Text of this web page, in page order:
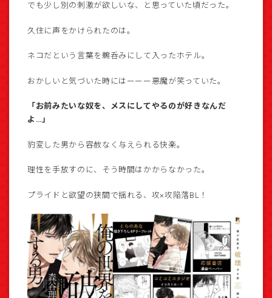
でも少し別の刺激が欲しいな、と思っていた頃だった。
久住に声をかけられたのは。
ネコだという言葉を鵜呑みにして入ったホテル。
おかしいと気づいた時にはーーー悪魔が笑っていた。
「お前みたいな奴を、メスにしてやるのが好きなんだ
よ…」
豹変した男から容赦なく与えられる快楽。
理性を手放すのに、そう時間はかからなかった。
プライドと欲望の狭間で揺れる、攻×攻陥落BL！